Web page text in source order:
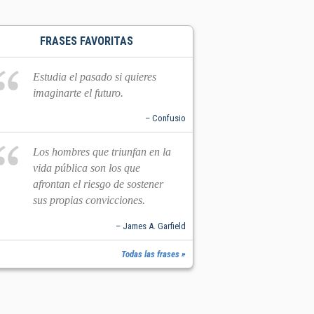
FRASES FAVORITAS
Estudia el pasado si quieres
imaginarte el futuro.
– Confusio
Los hombres que triunfan en la
vida pública son los que
afrontan el riesgo de sostener
sus propias convicciones.
– James A. Garfield
Todas las frases »